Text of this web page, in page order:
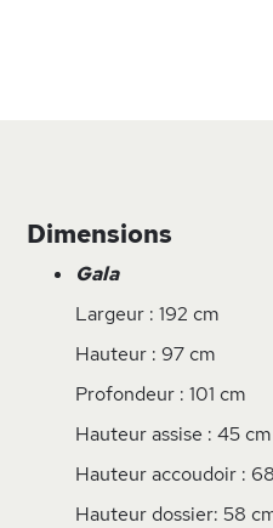
Dimensions
Gala
Largeur : 192 cm
Hauteur : 97 cm
Profondeur : 101 cm
Hauteur assise : 45 cm
Hauteur accoudoir :
Hauteur dossier: 58